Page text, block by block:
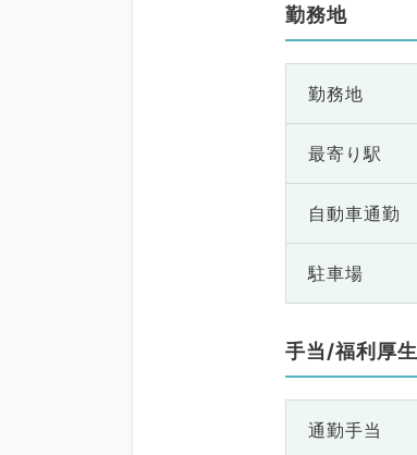
勤務地
勤務地
最寄り駅
自動車通勤
駐車場
手当/福利厚生
通勤手当